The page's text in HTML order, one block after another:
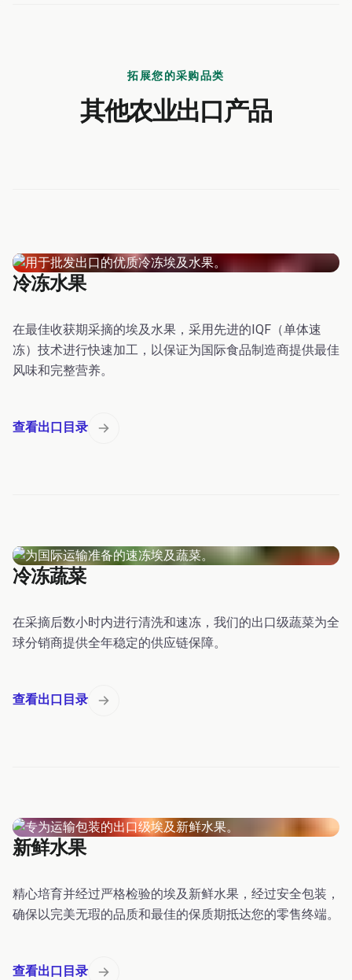
拓展您的采购品类
其他农业出口产品
冷冻水果
在最佳收获期采摘的埃及水果，采用先进的IQF（单体速
冻）技术进行快速加工，以保证为国际食品制造商提供最佳
风味和完整营养。
查看出口目录
冷冻蔬菜
在采摘后数小时内进行清洗和速冻，我们的出口级蔬菜为全
球分销商提供全年稳定的供应链保障。
查看出口目录
新鲜水果
精心培育并经过严格检验的埃及新鲜水果，经过安全包装，
确保以完美无瑕的品质和最佳的保质期抵达您的零售终端。
查看出口目录